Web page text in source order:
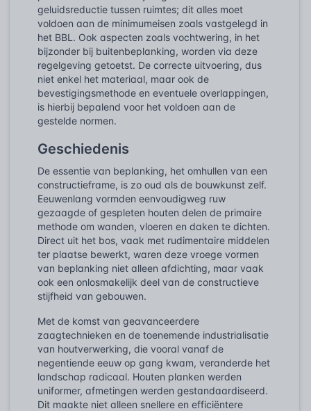
geluidsreductie tussen ruimtes; dit alles moet
voldoen aan de minimumeisen zoals vastgelegd in
het BBL. Ook aspecten zoals vochtwering, in het
bijzonder bij buitenbeplanking, worden via deze
regelgeving getoetst. De correcte uitvoering, dus
niet enkel het materiaal, maar ook de
bevestigingsmethode en eventuele overlappingen,
is hierbij bepalend voor het voldoen aan de
gestelde normen.
Geschiedenis
De essentie van beplanking, het omhullen van een
constructieframe, is zo oud als de bouwkunst zelf.
Eeuwenlang vormden eenvoudigweg ruw
gezaagde of gespleten houten delen de primaire
methode om wanden, vloeren en daken te dichten.
Direct uit het bos, vaak met rudimentaire middelen
ter plaatse bewerkt, waren deze vroege vormen
van beplanking niet alleen afdichting, maar vaak
ook een onlosmakelijk deel van de constructieve
stijfheid van gebouwen.
Met de komst van geavanceerdere
zaagtechnieken en de toenemende industrialisatie
van houtverwerking, die vooral vanaf de
negentiende eeuw op gang kwam, veranderde het
landschap radicaal. Houten planken werden
uniformer, afmetingen werden gestandaardiseerd.
Dit maakte niet alleen snellere en efficiëntere